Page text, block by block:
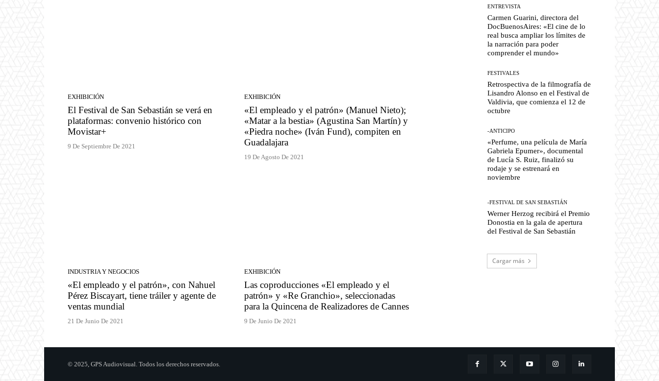
EXHIBICIÓN
El Festival de San Sebastián se verá en
plataformas: convenio histórico con
Movistar+
9 De Septiembre De 2021
EXHIBICIÓN
«El empleado y el patrón» (Manuel Nieto);
«Matar a la bestia» (Agustina San Martín) y
«Piedra noche» (Iván Fund), compiten en
Guadalajara
19 De Agosto De 2021
INDUSTRIA Y NEGOCIOS
«El empleado y el patrón», con Nahuel
Pérez Biscayart, tiene tráiler y agente de
ventas mundial
21 De Junio De 2021
EXHIBICIÓN
Las coproducciones «El empleado y el
patrón» y «Re Granchio», seleccionadas
para la Quincena de Realizadores de Cannes
9 De Junio De 2021
ENTREVISTA
Carmen Guarini, directora del
DocBuenosAires: «El cine de lo
real busca ampliar los límites de
la narración para poder
comprender el mundo»
FESTIVALES
Retrospectiva de la filmografía de
Lisandro Alonso en el Festival de
Valdivia, que comienza el 12 de
octubre
-ANTICIPO
«Perfume, una película de María
Gabriela Epumer», documental
de Lucía S. Ruiz, finalizó su
rodaje y se estrenará en
noviembre
-FESTIVAL DE SAN SEBASTIÁN
Werner Herzog recibirá el Premio
Donostia en la gala de apertura
del Festival de San Sebastián
Cargar más
© 2025, GPS Audiovisual. Todos los derechos reservados.